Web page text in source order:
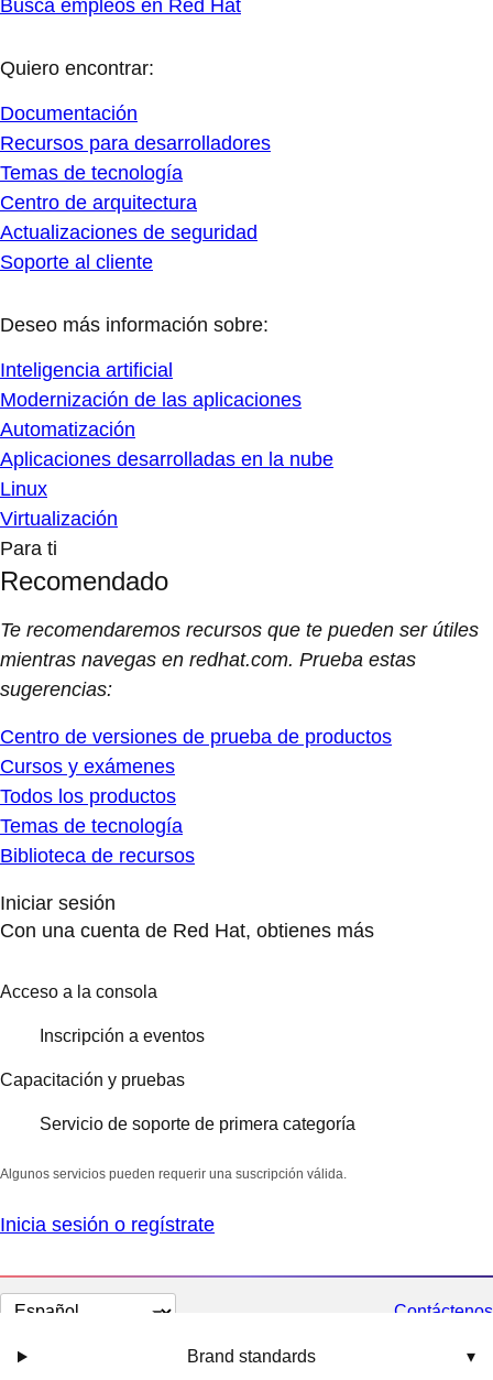
Busca empleos en Red Hat
Quiero encontrar:
Documentación
Recursos para desarrolladores
Temas de tecnología
Centro de arquitectura
Actualizaciones de seguridad
Soporte al cliente
Deseo más información sobre:
Inteligencia artificial
Modernización de las aplicaciones
Automatización
Aplicaciones desarrolladas en la nube
Linux
Virtualización
Para ti
Recomendado
Te recomendaremos recursos que te pueden ser útiles
mientras navegas en redhat.com. Prueba estas
sugerencias:
Centro de versiones de prueba de productos
Cursos y exámenes
Todos los productos
Temas de tecnología
Biblioteca de recursos
Iniciar sesión
Con una cuenta de Red Hat, obtienes más
Acceso a la consola
Inscripción a eventos
Capacitación y pruebas
Servicio de soporte de primera categoría
Algunos servicios pueden requerir una suscripción válida.
Inicia sesión o regístrate
Cambiar
idioma
Contáctenos
Brand standards ▾